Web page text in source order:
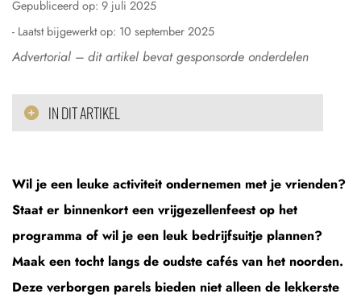
Gepubliceerd op: 9 juli 2025
- Laatst bijgewerkt op: 10 september 2025
Advertorial – dit artikel bevat gesponsorde onderdelen
IN DIT ARTIKEL
Wil je een leuke activiteit ondernemen met je vrienden?
Staat er binnenkort een vrijgezellenfeest op het
programma of wil je een leuk bedrijfsuitje plannen?
Maak een tocht langs de oudste cafés van het noorden.
Deze verborgen parels bieden niet alleen de lekkerste